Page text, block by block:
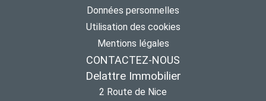
Données personnelles
Utilisation des cookies
Mentions légales
CONTACTEZ-NOUS
Delattre Immobilier
2 Route de Nice